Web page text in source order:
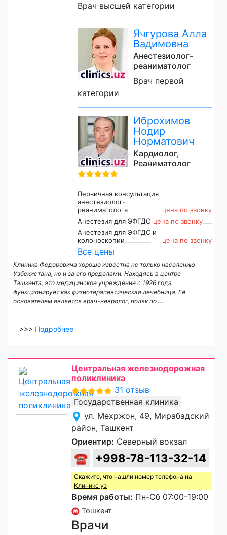
Врач высшей категории
Ячгурова Алла
Вадимовна
Анестезиолог-
реаниматолог
Врач первой
категории
Иброхимов
Нодир
Норматович
Кардиолог,
Реаниматолог
Первичная консультация
анестезиолог-
реаниматолога
цена по звонку
Анестезия для ЭФГДС цена по звонку
Анестезия для ЭФГДС и
колоноскопии
цена по звонку
Все цены
Клиника Федоровича хорошо известна не только населению
Узбекистана, но и за его пределами. Находясь в центре
Ташкента, это медицинское учреждение с 1926 года
функционирует как физиотерапевтическая лечебница. Её
основателем является врач-невролог, поляк по ...
>>> Подробнее
Центральная железнодорожная
поликлиника
31 отзыв
Государственная клиника
ул. Мехржон, 49, Мирабадский
район, Ташкент
Ориентир: Северный вокзал
☎ +998-78-113-32-14
Скажите, что нашли номер телефона на
Клиникс уз
Время работы: Пн-Сб 07:00-19:00
Тошкент
Врачи